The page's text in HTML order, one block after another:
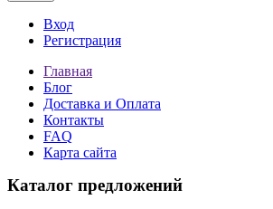
Вход
Регистрация
Главная
Блог
Доставка и Оплата
Контакты
FAQ
Карта сайта
Каталог предложений